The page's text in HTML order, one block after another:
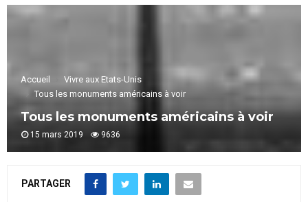
Accueil
Vivre aux Etats-Unis
Tous les monuments américains à voir
Tous les monuments américains à voir
15 mars 2019 9636
PARTAGER